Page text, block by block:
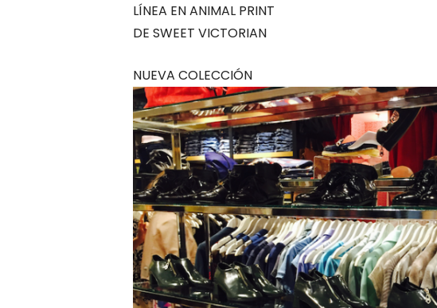
LÍNEA EN ANIMAL PRINT
DE SWEET VICTORIAN
NUEVA COLECCIÓN